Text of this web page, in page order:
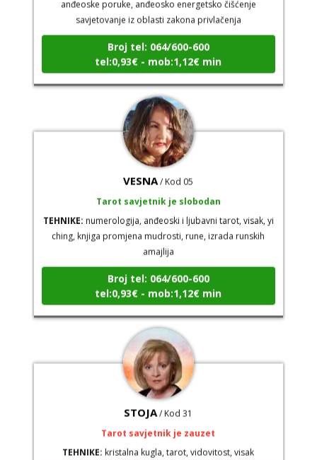
savjetovanje iz oblasti zakona privlačenja
Broj tel: 064/600-600
tel:0,93€ - mob:1,12€ min
VESNA/ Kod 05
numerologija, anđeoski i ljubavni tarot, visak, yi
ching, knjiga promjena mudrosti, rune, izrada runskih
amajlija
Broj tel: 064/600-600
tel:0,93€ - mob:1,12€ min
STOJA/ Kod 31
Tarot savjetnik je zauzet
kristalna kugla, tarot, vidovitost, visak